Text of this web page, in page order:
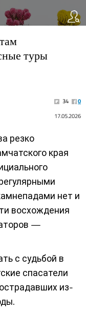
туры
34
0
17.05.2026
резко
края
нет и
восхождения
—
с судьбой в
спасатели
из-